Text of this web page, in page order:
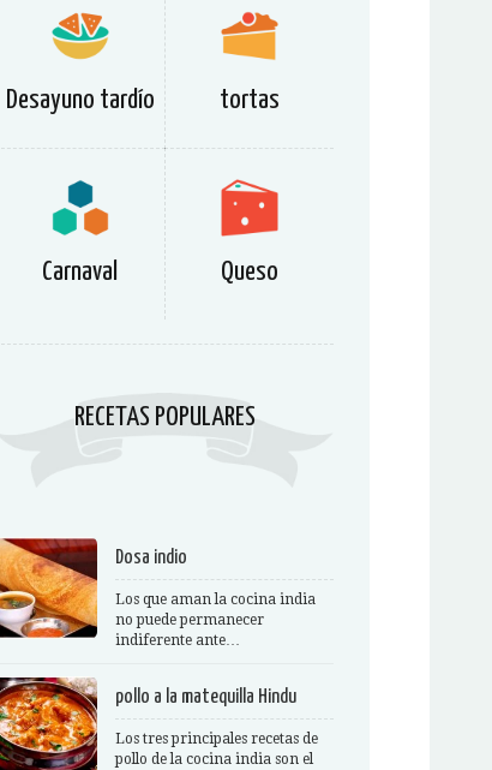
Desayuno tardío tortas
Carnaval Queso
RECETAS POPULARES
Dosa indio
Los que aman la cocina india
no puede permanecer
indiferente ante…
pollo a la matequilla Hindu
Los tres principales recetas de
pollo de la cocina india son el